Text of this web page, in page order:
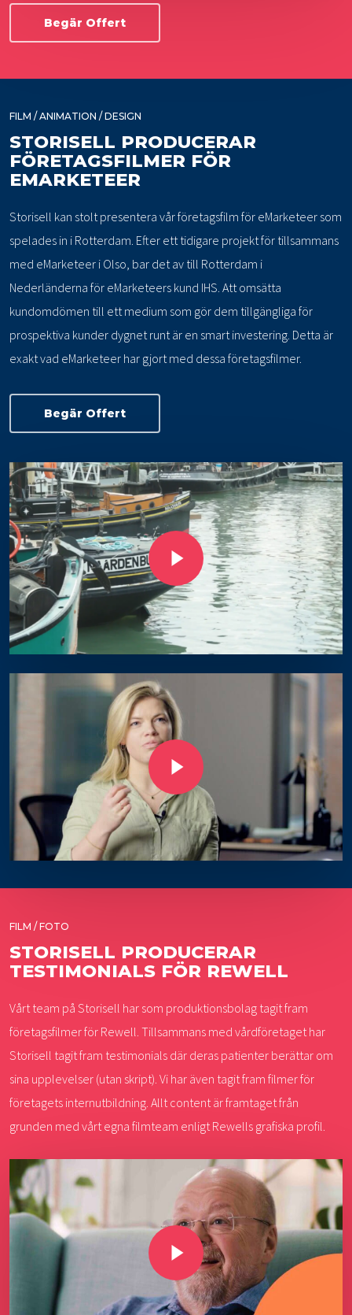
Begär Offert
FILM / ANIMATION / DESIGN
STORISELL PRODUCERAR
FÖRETAGSFILMER FÖR
EMARKETEER
Storisell kan stolt presentera vår företagsfilm för eMarketeer som
spelades in i Rotterdam. Efter ett tidigare projekt för tillsammans
med eMarketeer i Olso, bar det av till Rotterdam i
Nederländerna för eMarketeers kund IHS. Att omsätta
kundomdömen till ett medium som gör dem tillgängliga för
prospektiva kunder dygnet runt är en smart investering. Detta är
exakt vad eMarketeer har gjort med dessa företagsfilmer.
Begär Offert
Play Video
Play Video
FILM / FOTO
STORISELL PRODUCERAR
TESTIMONIALS FÖR REWELL
Vårt team på Storisell har som produktionsbolag tagit fram
företagsfilmer för Rewell. Tillsammans med vårdföretaget har
Storisell tagit fram testimonials där deras patienter berättar om
sina upplevelser (utan skript). Vi har även tagit fram filmer för
företagets internutbildning. Allt content är framtaget från
grunden med vårt egna filmteam enligt Rewells grafiska profil.
Play Video